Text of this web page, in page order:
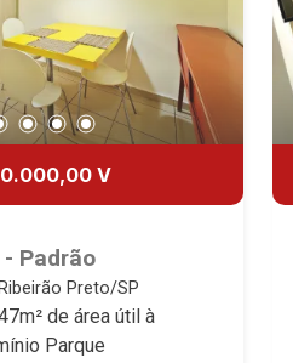
V
Padrão
Preto/SP
de área útil à
Parque